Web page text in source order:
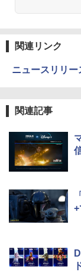
関連リンク
ニュースリリー
関連記事